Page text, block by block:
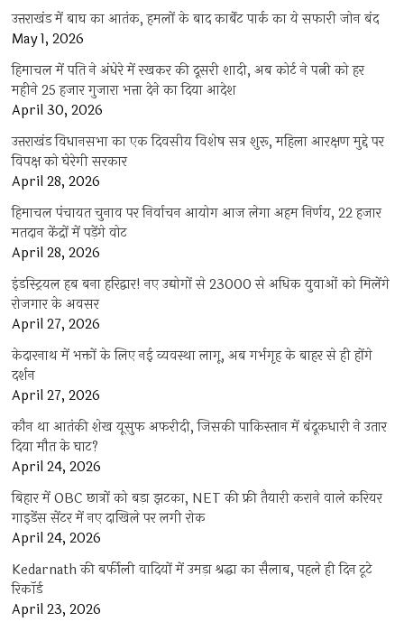
उत्तराखंड में बाघ का आतंक, हमलों के बाद कार्बेट पार्क का ये सफारी जोन बंद
May 1, 2026
हिमाचल में पति ने अंधेरे में रखकर की दूसरी शादी, अब कोर्ट ने पत्नी को हर
महीने 25 हजार गुजारा भत्ता देने का दिया आदेश
April 30, 2026
उत्तराखंड विधानसभा का एक दिवसीय विशेष सत्र शुरू, महिला आरक्षण मुद्दे पर
विपक्ष को घेरेगी सरकार
April 28, 2026
हिमाचल पंचायत चुनाव पर निर्वाचन आयोग आज लेगा अहम निर्णय, 22 हजार
मतदान केंद्रों में पड़ेंगे वोट
April 28, 2026
इंडस्ट्रियल हब बना हरिद्वार! नए उद्योगों से 23000 से अधिक युवाओं को मिलेंगे
रोजगार के अवसर
April 27, 2026
केदारनाथ में भक्तों के लिए नई व्यवस्था लागू, अब गर्भगृह के बाहर से ही होंगे
दर्शन
April 27, 2026
कौन था आतंकी शेख यूसुफ अफरीदी, जिसकी पाकिस्तान में बंदूकधारी ने उतार
दिया मौत के घाट?
April 24, 2026
बिहार में OBC छात्रों को बड़ा झटका, NET की फ्री तैयारी कराने वाले करियर
गाइडेंस सेंटर में नए दाखिले पर लगी रोक
April 24, 2026
Kedarnath की बर्फीली वादियों में उमड़ा श्रद्धा का सैलाब, पहले ही दिन टूटे
रिकॉर्ड
April 23, 2026